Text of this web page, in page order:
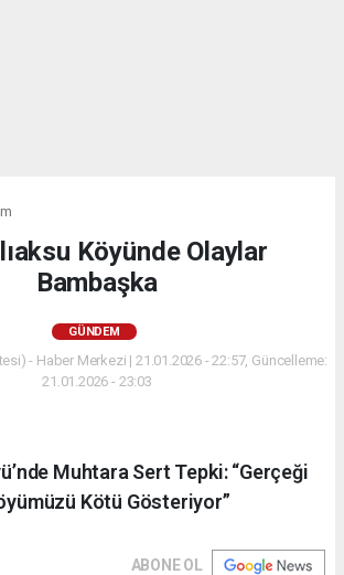
Köyünde Olaylar
Bambaşka
GÜNDEM
- Haber Merkezi | 21.01.2026 - 22:57, Güncelleme:
21.01.2026 - 23:03
Muhtara Sert Tepki: “Gerçeği
Kötü Gösteriyor”
ABONE OL